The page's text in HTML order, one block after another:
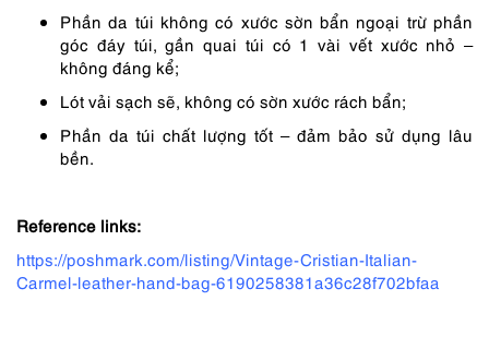
Phần da túi không có xước sờn bẩn ngoại trừ phần
góc đáy túi, gần quai túi có 1 vài vết xước nhỏ –
không đáng kể;
Lót vải sạch sẽ, không có sờn xước rách bẩn;
Phần da túi chất lượng tốt – đảm bảo sử dụng lâu
bền.
Reference links:
https://poshmark.com/listing/Vintage-Cristian-Italian-
Carmel-leather-hand-bag-6190258381a36c28f702bfaa